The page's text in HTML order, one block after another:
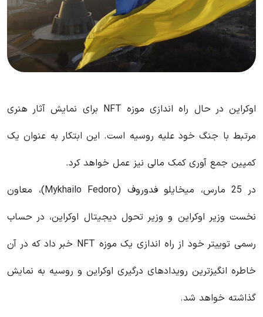
اوکراین در حال راه اندازی موزه NFT برای نمایش آثار هنری
مرتبط با جنگ خود علیه روسیه است. این ابتکار به عنوان یک
کمپین جمع آوری کمک مالی نیز عمل خواهد کرد.
در 25 مارس، میخایلو فدوروف (Mykhailo Fedoro)، معاون
نخست وزیر اوکراین و وزیر تحول دیجیتال اوکراین، در حساب
رسمی توییتر خود از راه اندازی یک موزه NFT خبر داد که در آن
خاطره انگیزترین رویدادهای درگیری اوکراین و روسیه به نمایش
گذاشته خواهد شد.